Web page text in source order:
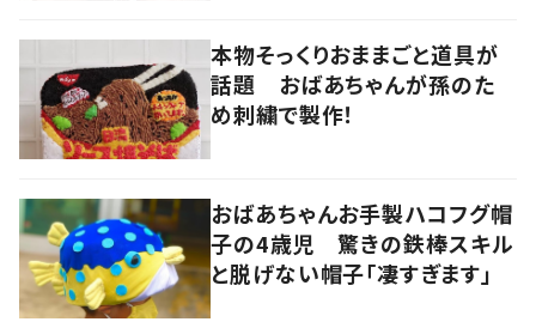
本物そっくりおままごと道具が
話題 おばあちゃんが孫のた
め刺繍で製作！
おばあちゃんお手製ハコフグ帽
子の4歳児 驚きの鉄棒スキル
と脱げない帽子「凄すぎます」